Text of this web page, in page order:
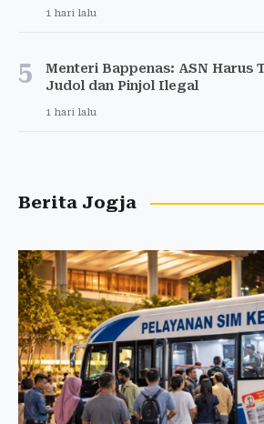
1 hari lalu
5
Menteri Bappenas: ASN Harus
Judol dan Pinjol Ilegal
1 hari lalu
Berita Jogja